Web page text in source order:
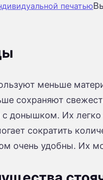
печатью
меньше
сохраняют
донышком. Их
сократить
очень удобны. Их